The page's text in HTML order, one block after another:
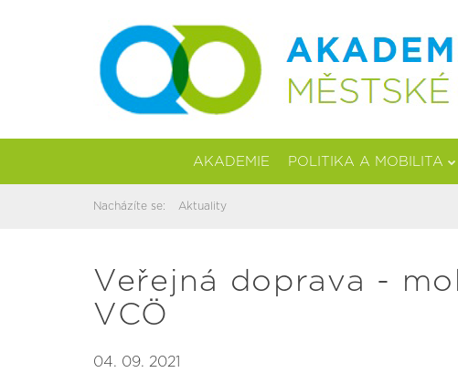
AKADEMIE POLITIKA A MOBILITA
Nacházíte se: Aktuality
Veřejná doprava -
VCÖ
04. 09. 2021